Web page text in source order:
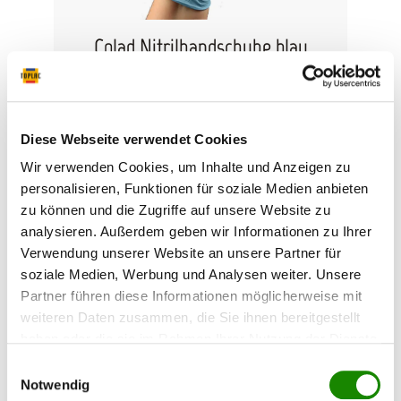
Diese Webseite verwendet Cookies
Wir verwenden Cookies, um Inhalte und Anzeigen zu
personalisieren, Funktionen für soziale Medien anbieten
zu können und die Zugriffe auf unsere Website zu
analysieren. Außerdem geben wir Informationen zu Ihrer
Verwendung unserer Website an unsere Partner für
soziale Medien, Werbung und Analysen weiter. Unsere
Partner führen diese Informationen möglicherweise mit
weiteren Daten zusammen, die Sie ihnen bereitgestellt
Notwendig
Colad Nitrilhandschuhe blau
Die Colad Einweg Nitrilhandschuhe sind
widerstandsfähig. Sie bieten einen optimalen
beim Lackieren. Die Handschuhe haben durch
eine spezielle Struktur der Fingerkuppen einen
ausgezeichneten Grip. Die Colad
Einwegnitrilhandschuhe sind flexibel und
ungepudert, dadurch entstehen keine
Hautirritationen. Selbstverständlich sind die
Handschuhe silikonfrei.CE0321 Verpackung:
Spenderkarton mit 100 Stück.
100 Stück
(0,22 €* / 1 Stück)
22,49 €*